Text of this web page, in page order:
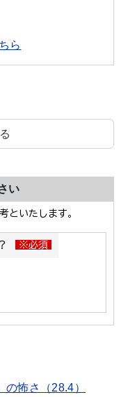
ら
い
の怖さ（28.4）